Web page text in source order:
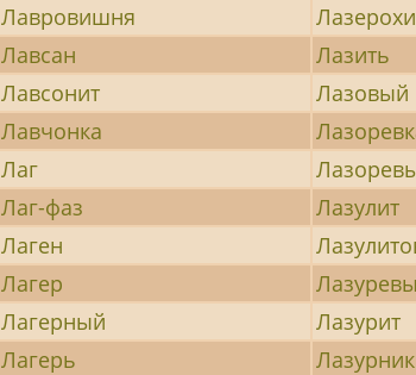
Лавровишня
Лавсан
Лазить
Лавсонит
Лазовый
Лавчонка
Лаг
Лаг-фаз
Лазулит
Лаген
Лагер
Лагерный
Лазурит
Лагерь
Лазурник